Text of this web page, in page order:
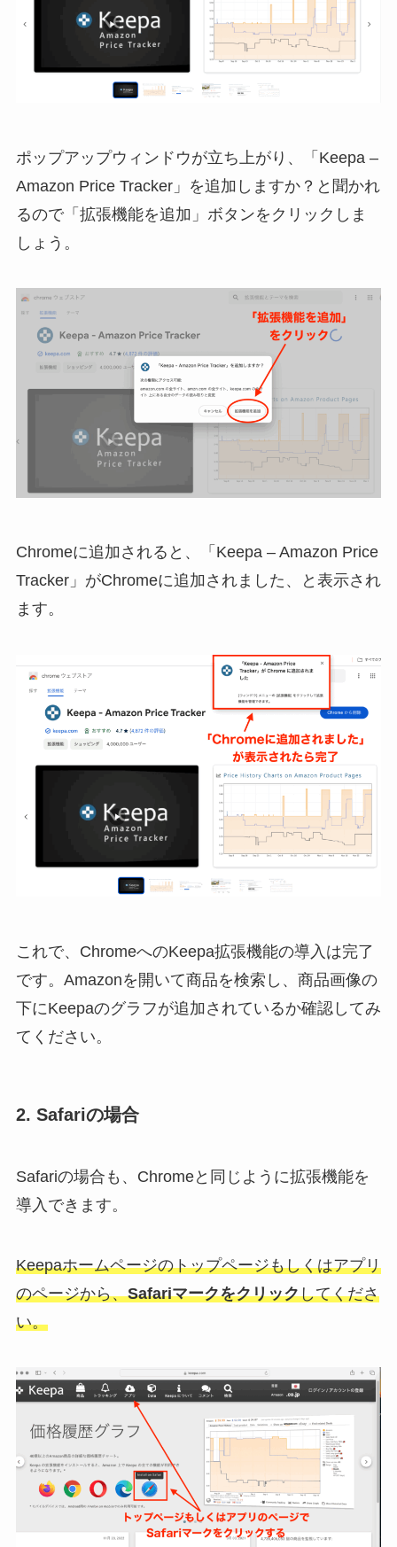
ポップアップウィンドウが立ち上がり、「Keepa –
Amazon Price Tracker」を追加しますか？と聞かれ
るので「拡張機能を追加」ボタンをクリックしま
しょう。
Chromeに追加されると、「Keepa – Amazon Price
Tracker」がChromeに追加されました、と表示され
ます。
これで、ChromeへのKeepa拡張機能の導入は完了
です。Amazonを開いて商品を検索し、商品画像の
下にKeepaのグラフが追加されているか確認してみ
てください。
2. Safariの場合
Safariの場合も、Chromeと同じように拡張機能を
導入できます。
Keepaホームページのトップページもしくはアプリ
のページから、Safariマークをクリックしてくださ
い。